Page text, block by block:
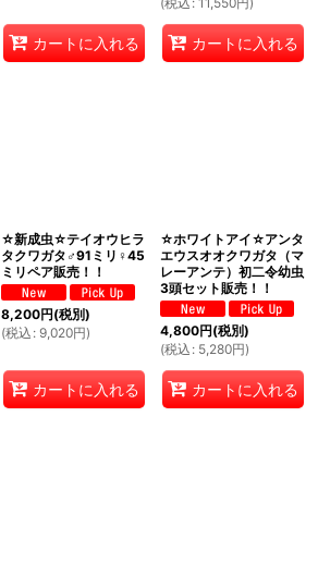
カートに入れる カートに入れる
☆新成虫☆テイオウヒラ
タクワガタ♂91ミリ♀45
ミリペア販売！！
8,200円(税別)
(税込 : 9,020円)
カートに入れる
☆ホワイトアイ☆アンタ
エウスオオクワガタ（マ
レーアンテ）初二令幼虫
3頭セット販売！！
4,800円(税別)
(税込 : 5,280円)
カートに入れる